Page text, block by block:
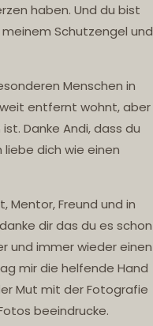
haben. Und du bist
Schutzengel und
Menschen in
entfernt wohnt, aber
Danke Andi, dass du
liebe dich wie einen
Mentor, Freund und in
dir das du es schon
und immer wieder einen
mir die helfende Hand
Mut mit der Fotografie
beeindrucke.